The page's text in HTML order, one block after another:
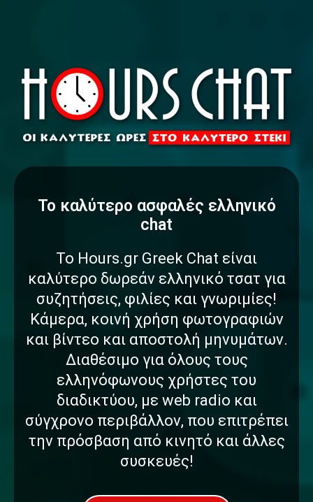
To καλύτερο ασφαλές ελληνικό
chat
Το Hours.gr Greek Chat είναι
καλύτερο δωρεάν ελληνικό τσατ για
συζητήσεις, φιλίες και γνωριμίες!
Κάμερα, κοινή χρήση φωτογραφιών
και βίντεο και αποστολή μηνυμάτων.
Διαθέσιμο για όλους τους
ελληνόφωνους χρήστες του
διαδικτύου, με web radio και
σύγχρονο περιβάλλον, που επιτρέπει
την πρόσβαση από κινητό και άλλες
συσκευές!